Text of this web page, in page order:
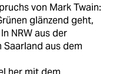
von Mark Twain:
glänzend geht,
NRW aus der
aus dem